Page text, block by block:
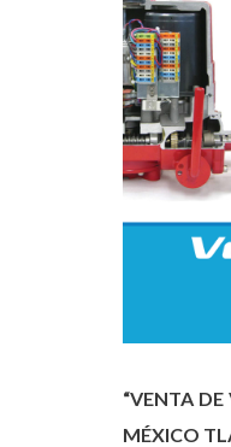
“VENTA
MÉXICO